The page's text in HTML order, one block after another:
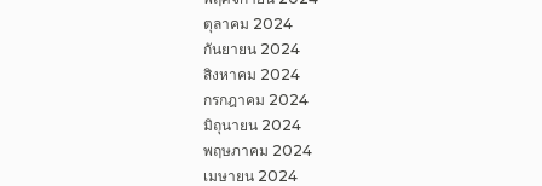
ตุลาคม 2024
กันยายน 2024
สิงหาคม 2024
กรกฎาคม 2024
มิถุนายน 2024
พฤษภาคม 2024
เมษายน 2024